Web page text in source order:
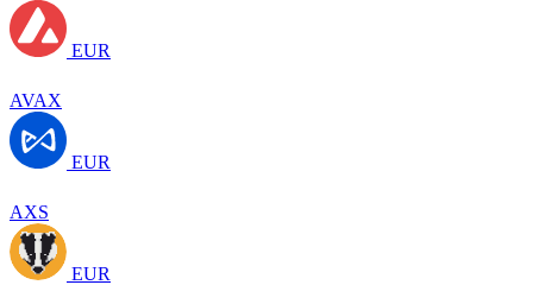
EUR
AVAX
EUR
AXS
EUR